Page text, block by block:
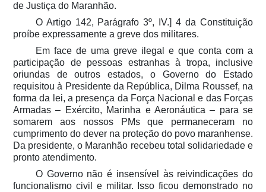
de Justiça do Maranhão.
O Artigo 142, Parágrafo 3º, IV.] 4 da Constituição
proíbe expressamente a greve dos militares.
Em face de uma greve ilegal e que conta com a
participação de pessoas estranhas à tropa, inclusive
oriundas de outros estados, o Governo do Estado
requisitou à Presidente da República, Dilma Roussef, na
forma da lei, a presença da Força Nacional e das Forças
Armadas – Exército, Marinha e Aeronáutica – para se
somarem aos nossos PMs que permaneceram no
cumprimento do dever na proteção do povo maranhense.
Da presidente, o Maranhão recebeu total solidariedade e
pronto atendimento.
O Governo não é insensível às reivindicações do
funcionalismo civil e militar. Isso ficou demonstrado no